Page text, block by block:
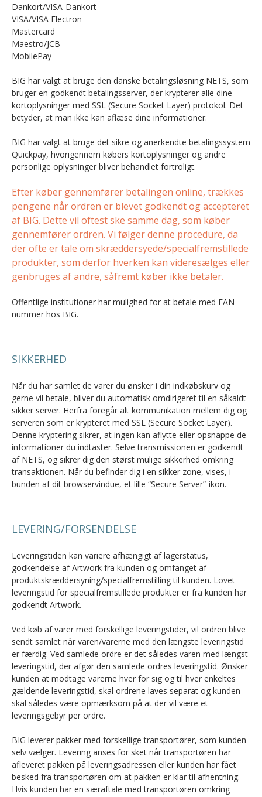
Dankort/VISA-Dankort
VISA/VISA Electron
Mastercard
Maestro/JCB
MobilePay
BIG har valgt at bruge den danske betalingsløsning NETS, som
bruger en godkendt betalingsserver, der krypterer alle dine
kortoplysninger med SSL (Secure Socket Layer) protokol. Det
betyder, at man ikke kan aflæse dine informationer.
BIG har valgt at bruge det sikre og anerkendte betalingssystem
Quickpay, hvorigennem købers kortoplysninger og andre
personlige oplysninger bliver behandlet fortroligt.
Efter køber gennemfører betalingen online, trækkes
pengene når ordren er blevet godkendt og accepteret
af BIG. Dette vil oftest ske samme dag, som køber
gennemfører ordren. Vi følger denne procedure, da
der ofte er tale om skræddersyede/specialfremstillede
produkter, som derfor hverken kan videresælges eller
genbruges af andre, såfremt køber ikke betaler.
Offentlige institutioner har mulighed for at betale med EAN
nummer hos BIG.
SIKKERHED
Når du har samlet de varer du ønsker i din indkøbskurv og
gerne vil betale, bliver du automatisk omdirigeret til en såkaldt
sikker server. Herfra foregår alt kommunikation mellem dig og
serveren som er krypteret med SSL (Secure Socket Layer).
Denne kryptering sikrer, at ingen kan aflytte eller opsnappe de
informationer du indtaster. Selve transmissionen er godkendt
af NETS, og sikrer dig den størst mulige sikkerhed omkring
transaktionen. Når du befinder dig i en sikker zone, vises, i
bunden af dit browservindue, et lille “Secure Server”-ikon.
LEVERING/FORSENDELSE
Leveringstiden kan variere afhængigt af lagerstatus,
godkendelse af Artwork fra kunden og omfanget af
produktskræddersyning/specialfremstilling til kunden. Lovet
leveringstid for specialfremstillede produkter er fra kunden har
godkendt Artwork.
Ved køb af varer med forskellige leveringstider, vil ordren blive
sendt samlet når varen/varerne med den længste leveringstid
er færdig. Ved samlede ordre er det således varen med længst
leveringstid, der afgør den samlede ordres leveringstid. Ønsker
kunden at modtage varerne hver for sig og til hver enkeltes
gældende leveringstid, skal ordrene laves separat og kunden
skal således være opmærksom på at der vil være et
leveringsgebyr per ordre.
BIG leverer pakker med forskellige transportører, som kunden
selv vælger. Levering anses for sket når transportøren har
afleveret pakken på leveringsadressen eller kunden har fået
besked fra transportøren om at pakken er klar til afhentning.
Hvis kunden har en særaftale med transportøren omkring